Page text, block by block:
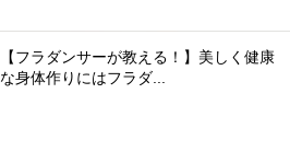
【フラダンサーが教える！】美しく健康
な身体作りにはフラダ...